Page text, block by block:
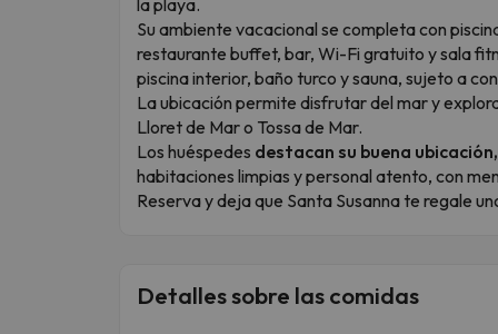
Su ambiente vacacional se completa con
restaurante buffet, bar, Wi-Fi gratuito y sala
piscina interior, baño turco y sauna, sujeto a
La ubicación permite disfrutar del mar y
Lloret de Mar o Tossa de Mar.
Los huéspedes destacan su buena
habitaciones limpias y personal atento, con
Reserva y deja que Santa Susanna te regale
Detalles sobre las comidas